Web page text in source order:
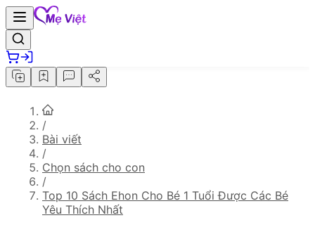
/
Bài viết
/
Chọn sách cho con
/
Top 10 Sách Ehon Cho Bé 1 Tuổi Được Các Bé
Yêu Thích Nhất